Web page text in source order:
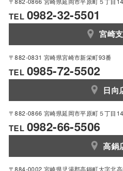
TEL 0982-32-5501
宮崎
〒882-0831 宮崎県宮崎市新栄町93番
TEL 0985-72-5502
日向
〒882-0866 宮崎県延岡市平原町５丁目
TEL 0982-66-5506
高鍋
〒884-0002 宮崎県児湯郡高鍋町大字北